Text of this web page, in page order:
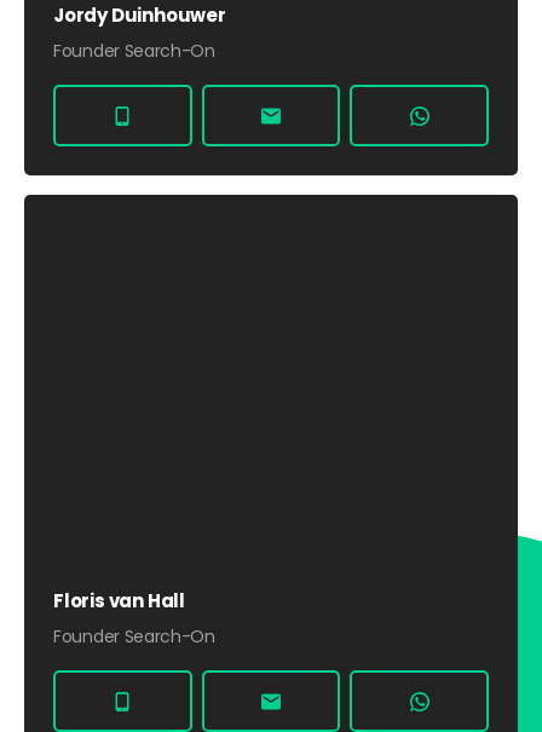
Jordy Duinhouwer
Founder Search-On
Floris van Hall
Founder Search-On